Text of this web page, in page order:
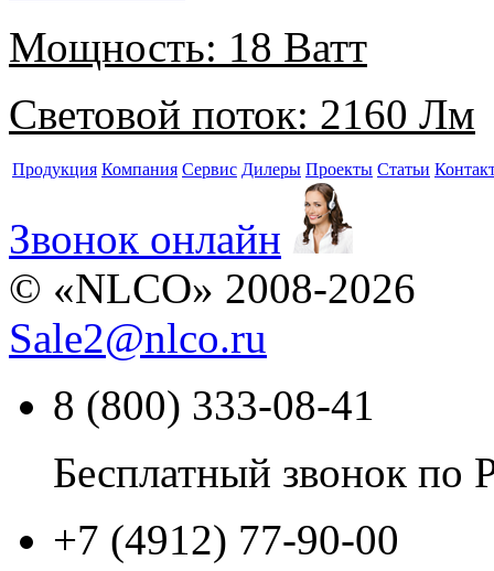
Мощность: 18 Ватт
Световой поток: 2160 Лм
Продукция Компания Сервис Дилеры Проекты Статьи
Звонок онлайн
© «NLCO» 2008-2026
Sale2@nlco.ru
8 (800) 333-08-41
Бесплатный звонок по
+7 (4912) 77-90-00